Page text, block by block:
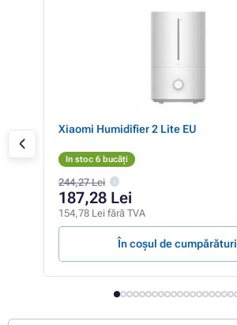
Xiaomi Humidifier 2 Lite EU
In stoc 6 bucăți
244,27 Lei
187,28 Lei
154,78 Lei fără TVA
În coșul de cumpărături